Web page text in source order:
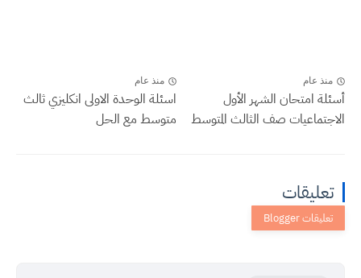
منذ عام
أسئلة امتحان الشهر الأول
الاجتماعيات صف الثالث المتوسط
منذ عام
اسئلة الوحدة الاولى انكليزي ثالث
متوسط مع الحل
تعليقات